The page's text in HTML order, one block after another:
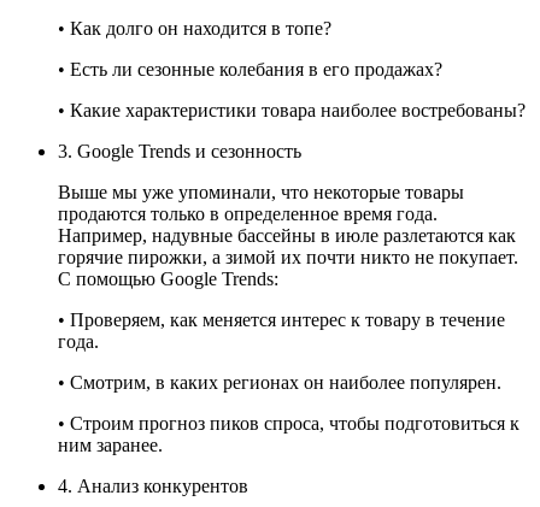
• Как долго он находится в топе?
• Есть ли сезонные колебания в его продажах?
• Какие характеристики товара наиболее востребованы?
3. Google Trends и сезонность
Выше мы уже упоминали, что некоторые товары
продаются только в определенное время года.
Например, надувные бассейны в июле разлетаются как
горячие пирожки, а зимой их почти никто не покупает.
С помощью Google Trends:
• Проверяем, как меняется интерес к товару в течение
года.
• Смотрим, в каких регионах он наиболее популярен.
• Строим прогноз пиков спроса, чтобы подготовиться к
ним заранее.
4. Анализ конкурентов